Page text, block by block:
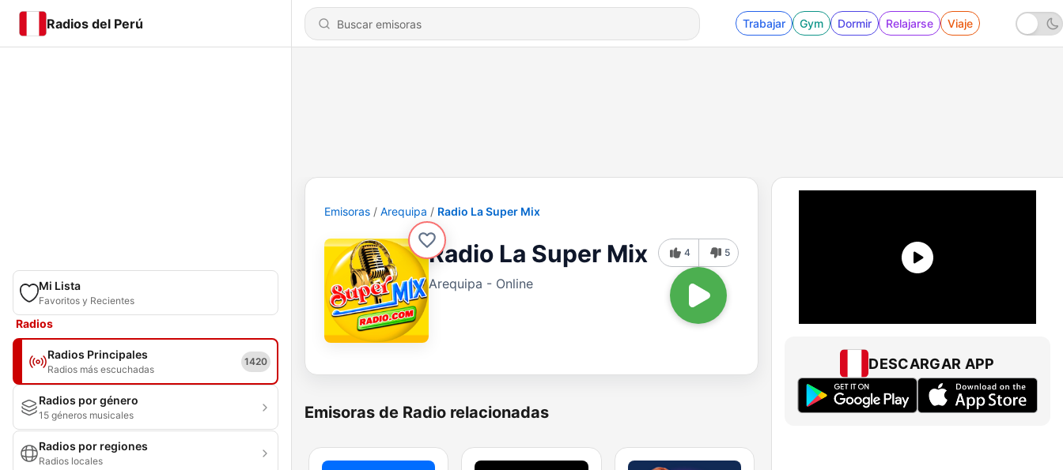
Radios del Perú Trabajar Gym Dormir Relajarse Viaje
Mi Lista
Favoritos y Recientes
Radios
Radios Principales
Radios más escuchadas
1420
Radios por género
15 géneros musicales
Radios por regiones
Radios locales
Emisoras Arequipa Radio La Super Mix
Radio La Super Mix
Arequipa - Online
4 5
Emisoras de Radio relacionadas
DESCARGAR APP